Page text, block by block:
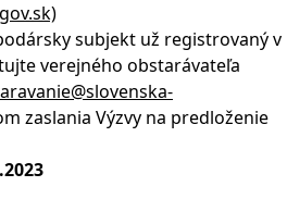
subjekt už registrovaný v
verejného obstarávateľa
zaslania Výzvy na predloženie